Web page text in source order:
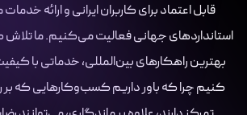
قابل اعتماد برای کاربران ایرانی و ارائه
استانداردهای جهانی فعالیت می‌کنیم. ما تلاش
بهترین راهکارهای بین‌المللی، خدماتی با
کنیم چرا که باور داریم کسب‌وکارهایی که بر